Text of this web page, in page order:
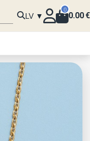
LV ▼
0
0.00€